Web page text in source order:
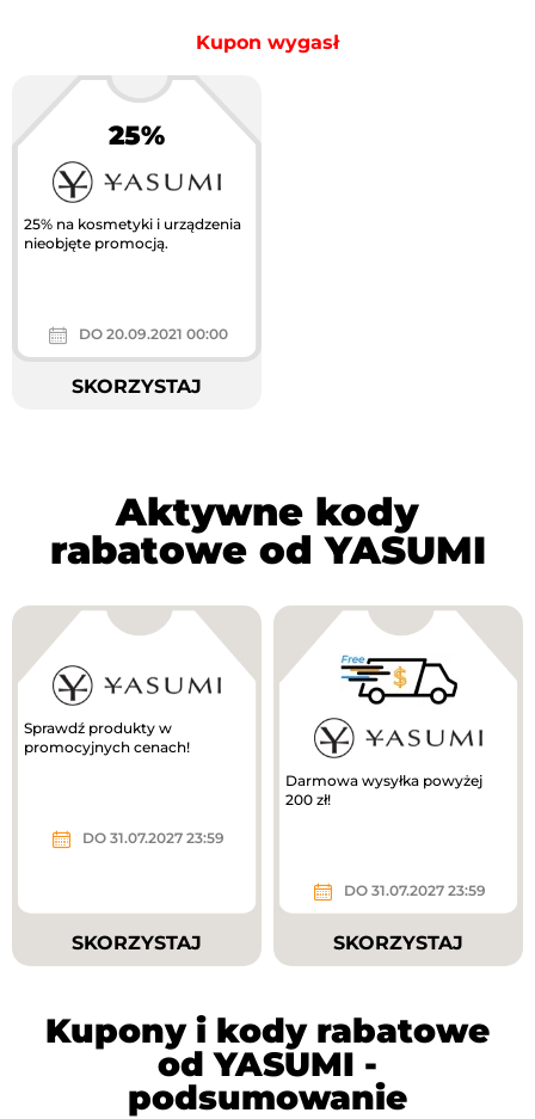
Kupon wygasł
25%
25% na kosmetyki i urządzenia
nieobjęte promocją.
DO 20.09.2021 00:00
Największa akcja
rabatowa w Polsce
SKORZYSTAJ
Aktywne kody
rabatowe od YASUMI
Sprawdź produkty w
promocyjnych cenach!
DO 31.07.2027 23:59
SKORZYSTAJ
Darmowa wysyłka powyżej
200 zł!
DO 31.07.2027 23:59
SKORZYSTAJ
Kupony i kody rabatowe
od YASUMI -
podsumowanie